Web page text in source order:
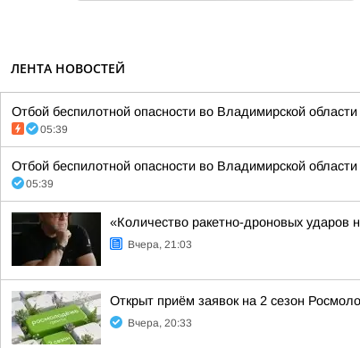
ЛЕНТА НОВОСТЕЙ
Отбой беспилотной опасности во Владимирской
05:39
Отбой беспилотной опасности во Владимирской
05:39
«Количество ракетно-дроновых ударов
Вчера, 21:03
Открыт приём заявок на 2 сезон
Вчера, 20:33